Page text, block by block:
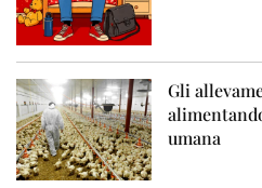
Gli
umana